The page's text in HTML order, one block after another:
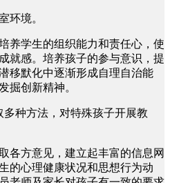
环境。
养学生的组织能力和责任心，使
就感。培养孩子的参与意识，提
移默化中逐渐形成自理自治能
掘创新精神。
多种方法，对特殊孩子开展教
各方意见，建立起丰富的信息网
的心理健康状况和思想行为动